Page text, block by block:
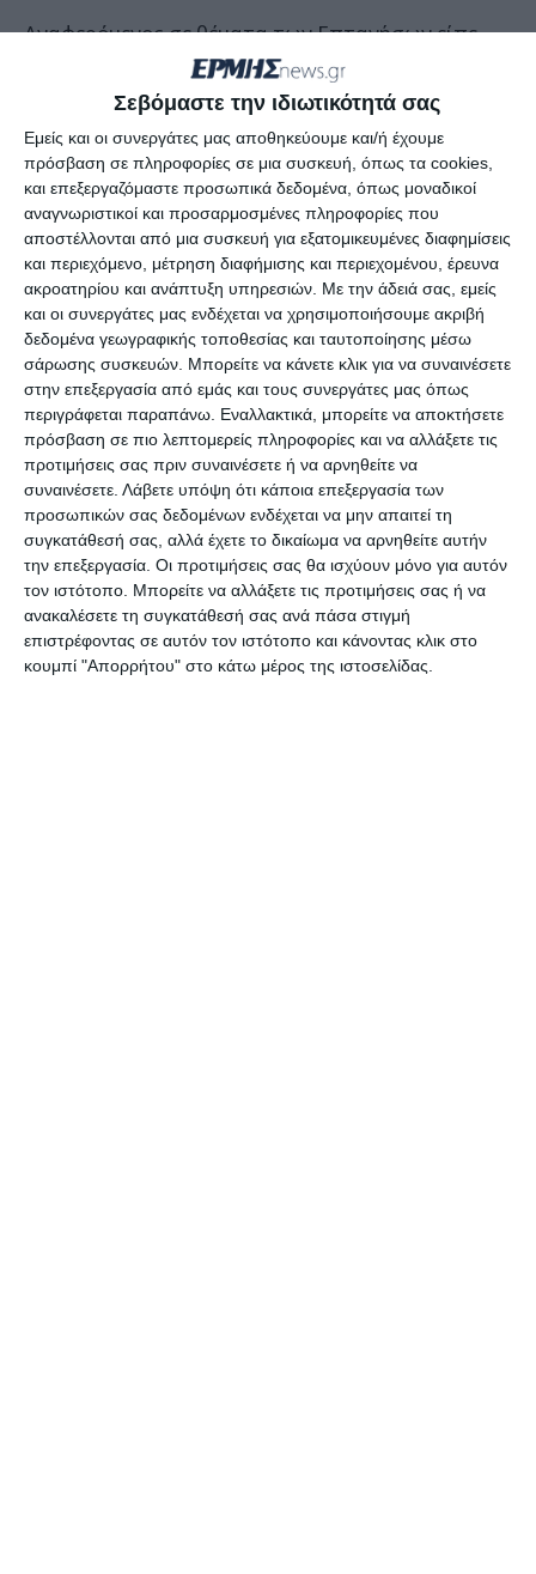
Σεβόμαστε την ιδιωτικότητά σας
Εμείς και οι συνεργάτες μας αποθηκεύουμε και/ή έχουμε
πρόσβαση σε πληροφορίες σε μια συσκευή, όπως τα cookies,
και επεξεργαζόμαστε προσωπικά δεδομένα, όπως μοναδικοί
αναγνωριστικοί και προσαρμοσμένες πληροφορίες που
αποστέλλονται από μια συσκευή για εξατομικευμένες διαφημίσεις
και περιεχόμενο, μέτρηση διαφήμισης και περιεχομένου, έρευνα
ακροατηρίου και ανάπτυξη υπηρεσιών. Με την άδειά σας, εμείς
και οι συνεργάτες μας ενδέχεται να χρησιμοποιήσουμε ακριβή
δεδομένα γεωγραφικής τοποθεσίας και ταυτοποίησης μέσω
σάρωσης συσκευών. Μπορείτε να κάνετε κλικ για να συναινέσετε
στην επεξεργασία από εμάς και τους συνεργάτες μας όπως
περιγράφεται παραπάνω. Εναλλακτικά, μπορείτε να αποκτήσετε
πρόσβαση σε πιο λεπτομερείς πληροφορίες και να αλλάξετε τις
προτιμήσεις σας πριν συναινέσετε ή να αρνηθείτε να
συναινέσετε. Λάβετε υπόψη ότι κάποια επεξεργασία των
προσωπικών σας δεδομένων ενδέχεται να μην απαιτεί τη
συγκατάθεσή σας, αλλά έχετε το δικαίωμα να αρνηθείτε αυτήν
την επεξεργασία. Οι προτιμήσεις σας θα ισχύουν μόνο για αυτόν
τον ιστότοπο. Μπορείτε να αλλάξετε τις προτιμήσεις σας ή να
ανακαλέσετε τη συγκατάθεσή σας ανά πάσα στιγμή
επιστρέφοντας σε αυτόν τον ιστότοπο και κάνοντας κλικ στο
κουμπί "Απορρήτου" στο κάτω μέρος της ιστοσελίδας.
Αναφερόμενος σε θέματα των Επτανήσων είπε
ότι τα μόνα έργα που συνεχίζονται είναι αυτά
που παρέδωσε η δική του θητεία και μετά έγιναν
ελάχιστα.
«Το εισόδημα των πολιτών έχει μειωθεί κατά 25%
καθώς ο τουρισμός έχει αύξηση αλλά τα έσοδα
μειώνονται»σημείωσε ο κ.Σπύρου.
Για τους υποψηφίους ανέφερε πως πρέπει να
είναι από τα σπλάχνα της κοινωνίας και να
δραστηριοποιούνται επαγγελματικά, κοινωνικά
και πολιτικά.